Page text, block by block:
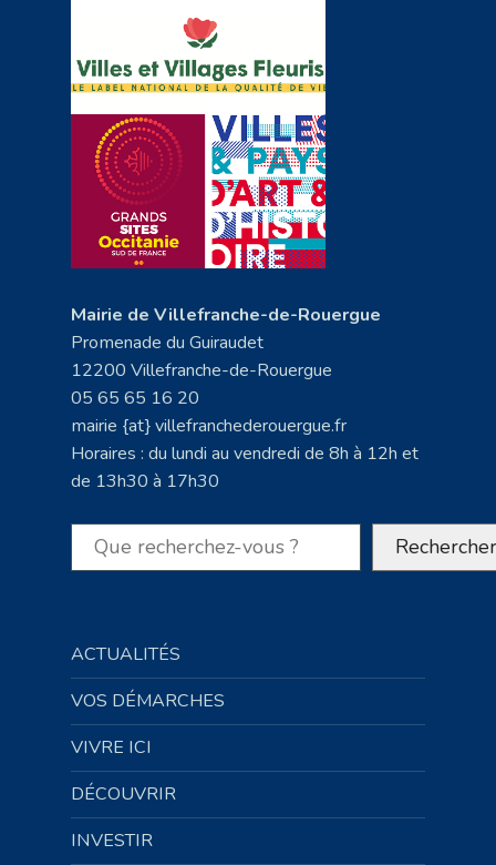
Mairie de Villefranche-de-Rouergue
Promenade du Guiraudet
12200 Villefranche-de-Rouergue
05 65 65 16 20
mairie {at} villefranchederouergue.fr
Horaires : du lundi au vendredi de 8h à 12h et
de 13h30 à 17h30
Rechercher Rechercher
ACTUALITÉS
VOS DÉMARCHES
VIVRE ICI
DÉCOUVRIR
INVESTIR